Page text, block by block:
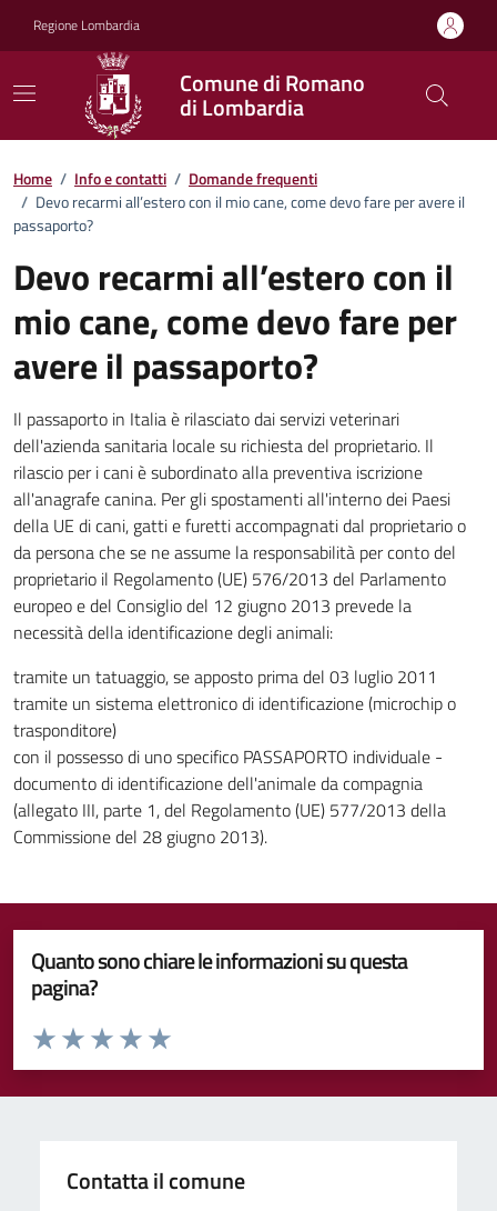
Regione Lombardia
Comune di Romano
di Lombardia
Dettagli FAQ
Home / Info e contatti / Domande frequenti
/ Devo recarmi all’estero con il mio cane, come devo fare per avere il
passaporto?
Devo recarmi all’estero con il
mio cane, come devo fare per
avere il passaporto?
Il passaporto in Italia è rilasciato dai servizi veterinari
dell'azienda sanitaria locale su richiesta del proprietario. Il
rilascio per i cani è subordinato alla preventiva iscrizione
all'anagrafe canina. Per gli spostamenti all'interno dei Paesi
della UE di cani, gatti e furetti accompagnati dal proprietario o
da persona che se ne assume la responsabilità per conto del
proprietario il Regolamento (UE) 576/2013 del Parlamento
europeo e del Consiglio del 12 giugno 2013 prevede la
necessità della identificazione degli animali:
tramite un tatuaggio, se apposto prima del 03 luglio 2011
tramite un sistema elettronico di identificazione (microchip o
trasponditore)
con il possesso di uno specifico PASSAPORTO individuale -
documento di identificazione dell'animale da compagnia
(allegato III, parte 1, del Regolamento (UE) 577/2013 della
Commissione del 28 giugno 2013).
Quanto sono chiare le informazioni su questa
pagina?
Valuta da 1 a 5 stelle la pagina
Valuta 5 stelle su 5
Valuta 4 stelle su 5
Valuta 3 stelle su 5
Valuta 2 stelle su 5
Valuta 1 stelle su 5
Contatta il comune